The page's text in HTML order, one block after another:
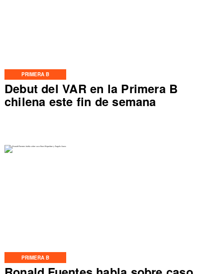
PRIMERA B
Debut del VAR en la Primera B
chilena este fin de semana
PRIMERA B